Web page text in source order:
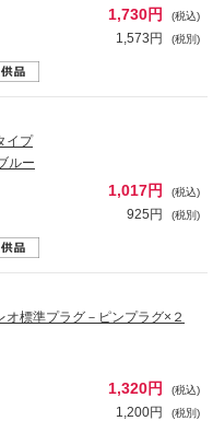
1,730円 (税込)
1,573円 (税別)
イプ
ルー
1,017円 (税込)
925円 (税別)
標準プラグ－ピンプラグ×２
1,320円 (税込)
1,200円 (税別)